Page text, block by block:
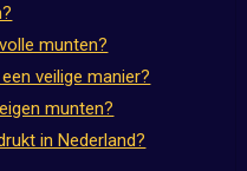
munten?
veilige manier?
munten?
in Nederland?